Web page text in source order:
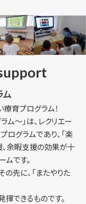
ム
育プログラム！
ム～」は、レクリエー
ログラムであり、「楽
、余暇支援の効果が十
ムです。
の先に、「またやりた
できるものです。